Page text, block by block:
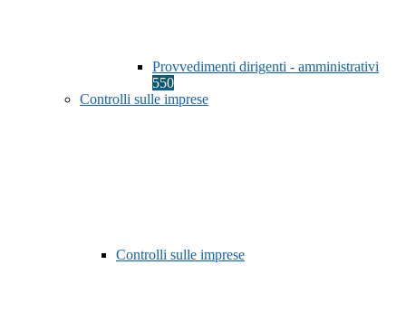
Provvedimenti dirigenti - amministrativi
550
Controlli sulle imprese
Controlli sulle imprese